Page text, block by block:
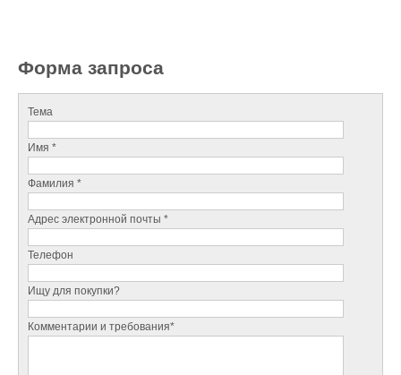
Форма запроса
Тема
Имя *
Фамилия *
Адрес электронной почты *
Телефон
Ищу для покупки?
Комментарии и требования*